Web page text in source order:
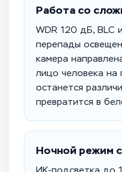
Работа со
WDR 120 дБ, BLC
перепады
камера
лицо человека на
останется
превратится в
Ночной режим